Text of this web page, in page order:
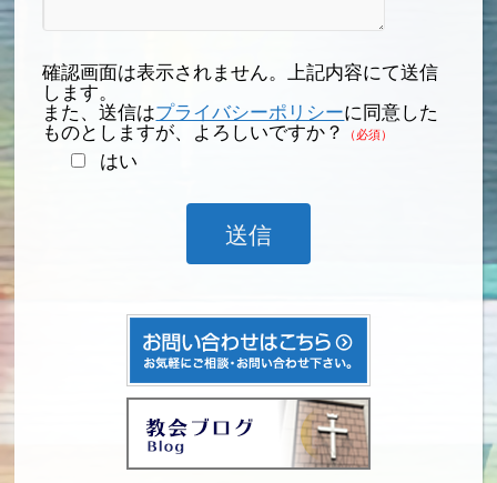
確認画面は表示されません。上記内容にて送信
します。
また、送信はプライバシーポリシーに同意した
ものとしますが、よろしいですか？
（必須）
はい